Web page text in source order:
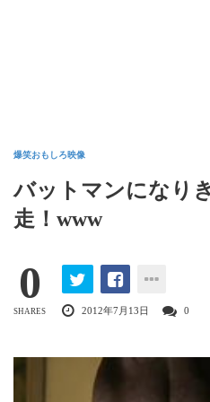
爆笑おもしろ映像
バットマンになり
走！www
0
SHARES 2012年7月13日 0